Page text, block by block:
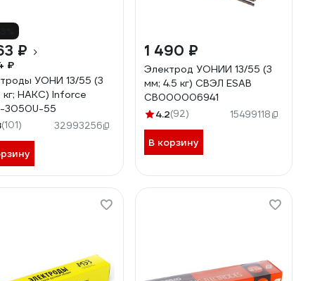
₽
₽
УОНИ 13/55 (3
кг; НАКС) Inforce
3050U-55
(101) 32993256
1 490 ₽
Электрод УОНИИ 13/55 (3
мм; 4.5 кг) СВЭЛ ESAB
СВ000006941
4.2(92) 15499118
В корзину